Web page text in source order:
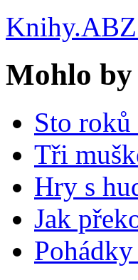
Mohlo by
Sto roků
Tři
Hry s
Jak